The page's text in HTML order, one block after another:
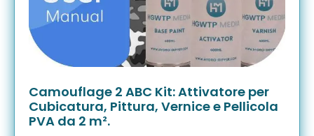
Camouflage 2 ABC Kit: Attivatore per
Cubicatura, Pittura, Vernice e Pellicola
PVA da 2 m².